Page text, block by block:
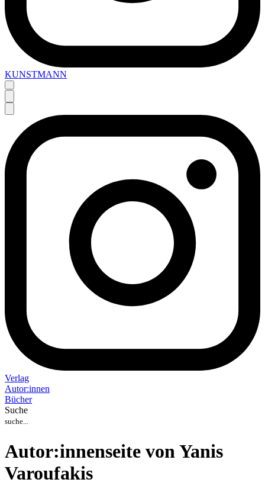
KUNSTMANN
Verlag
Autor:innen
Bücher
Suche
Autor:innenseite von Yanis
Varoufakis